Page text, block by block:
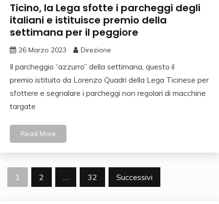
Ticino, la Lega sfotte i parcheggi degli
italiani e istituisce premio della
settimana per il peggiore
26 Marzo 2023 Direzione
Il parcheggio “azzurro” della settimana, questo il
premio istituito da Lorenzo Quadri della Lega Ticinese per
sfottere e segnalare i parcheggi non regolari di macchine
targate
Read More
Navigazione
1 2 32 Successivi